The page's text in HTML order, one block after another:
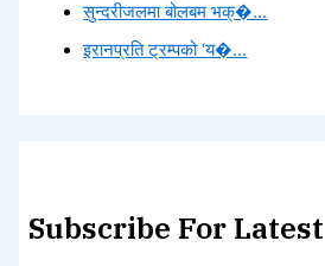
सुन्दरीजलमा बोलबम भक्�...
इरानप्रति ट्रम्पको ‘य�...
Subscribe For